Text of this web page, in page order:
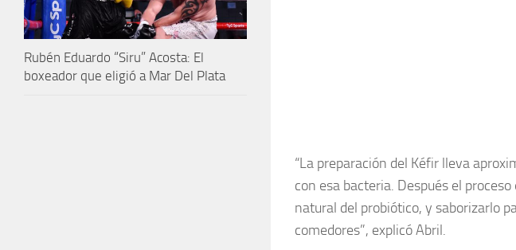
“La preparación del Kéfir lleva
con esa bacteria. Después el
natural del probiótico, y saborizarlo
comedores”, explicó Abril.
Rubén Eduardo “Siru” Acosta: El
boxeador que eligió a Mar Del Plata